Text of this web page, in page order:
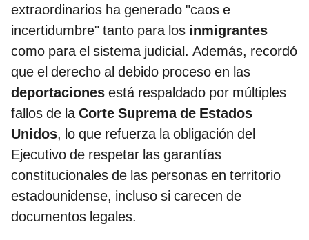
extraordinarios ha generado "caos e
incertidumbre" tanto para los inmigrantes
como para el sistema judicial. Además, recordó
que el derecho al debido proceso en las
deportaciones está respaldado por múltiples
fallos de laCorte Suprema de Estados
Unidos, lo que refuerza la obligación del
Ejecutivo de respetar las garantías
constitucionales de las personas en territorio
estadounidense, incluso si carecen de
documentos legales.